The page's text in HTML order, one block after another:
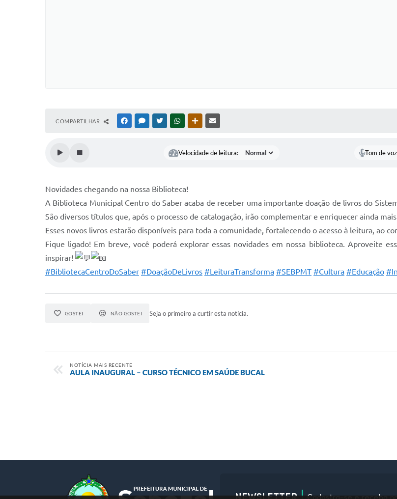
COMPARTILHAR FACEBOOKMESSENGER
TWITTERWHATSAPPOUTRAS MÍDIAS
Velocidade de leitura: Tom de
Novidades chegando na nossa Biblioteca!
A Biblioteca Municipal Centro do Saber acaba de receber uma importante doação de livros do
São diversos títulos que, após o processo de catalogação, irão complementar e enriquecer ainda
Esses novos livros estarão disponíveis para toda a comunidade, fortalecendo o acesso à leitura, ao
Fique ligado! Em breve, você poderá explorar essas novidades em nossa biblioteca. Aproveite
inspirar!
#BibliotecaCentroDoSaber #DoaçãoDeLivros #LeituraTransforma #SEBPMT #Cultura #Educação
GOSTEI NÃO GOSTEI Seja o primeiro a curtir esta notícia.
NOTÍCIA MAIS RECENTE
AULA INAUGURAL – CURSO TÉCNICO EM SAÚDE BUCAL